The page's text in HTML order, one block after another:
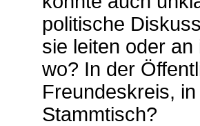
politische
sie leiten oder
wo? In der
Freundeskreis,
Stammtisch?